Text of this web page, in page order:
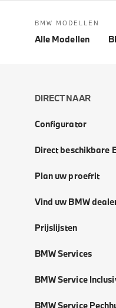
BMW MODELLEN
Alle Modellen
DIRECT NAAR
Configurator
Direct beschikbare
Plan uw proefrit
Vind uw BMW
Prijslijsten
BMW Services
BMW Service
BMW Service